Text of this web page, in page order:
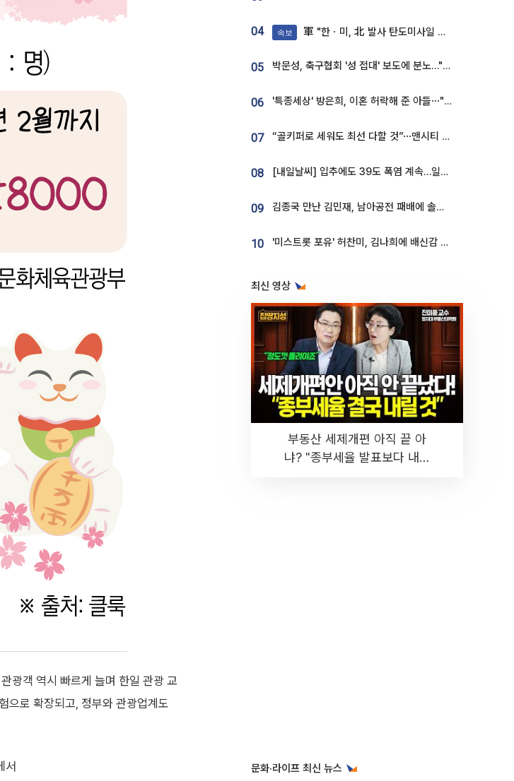
광객 역시 빠르게 늘며 한일 관광 교
으로 확장되고, 정부와 관광업계도
서
04 속보 軍 "한ㆍ미, 北 발사 탄도미사일 제원 정밀분석 중"
05 박문성, 축구협회 '성 접대' 보도에 분노…"다 말아먹으려고 작정했나"
06 '특종세상' 방은희, 이혼 허락해 준 아들⋯"너무 잘 커줬다" 오열
07 “골키퍼로 세워도 최선 다할 것”⋯맨시티 누네스, 주전 경쟁 각오 [인터뷰]
08 [내일날씨] 입추에도 39도 폭염 계속…일부 지역 소나기
09 김종국 만난 김민재, 남아공전 패배에 솔직한 속내⋯"선수들도 못하긴 했다"
10 '미스트롯 포유' 허찬미, 김나희에 배신감 든 사연⋯"이상준 추천해주더라"
최신 영상
부동산 세제개편 아직 끝 아
냐? "종부세율 발표보다 내릴
문화·라이프 최신 뉴스